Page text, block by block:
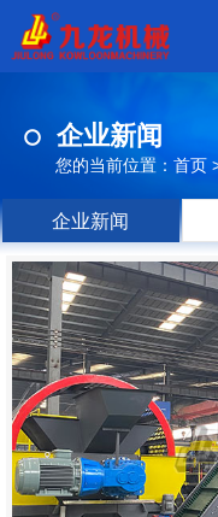
品
视
频
现
场
方
案
动
态
联
企业新闻
您的当前位置： 首页
企业新闻